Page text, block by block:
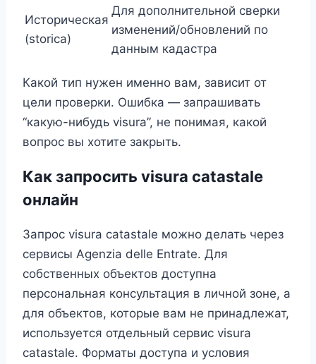
Историческая
(storica)
Для дополнительной сверки
изменений/обновлений по
данным кадастра
Какой тип нужен именно вам, зависит от
цели проверки. Ошибка — запрашивать
“какую-нибудь visura”, не понимая, какой
вопрос вы хотите закрыть.
Как запросить visura catastale
онлайн
Запрос visura catastale можно делать через
сервисы Agenzia delle Entrate. Для
собственных объектов доступна
персональная консультация в личной зоне, а
для объектов, которые вам не принадлежат,
используется отдельный сервис visura
catastale. Форматы доступа и условия